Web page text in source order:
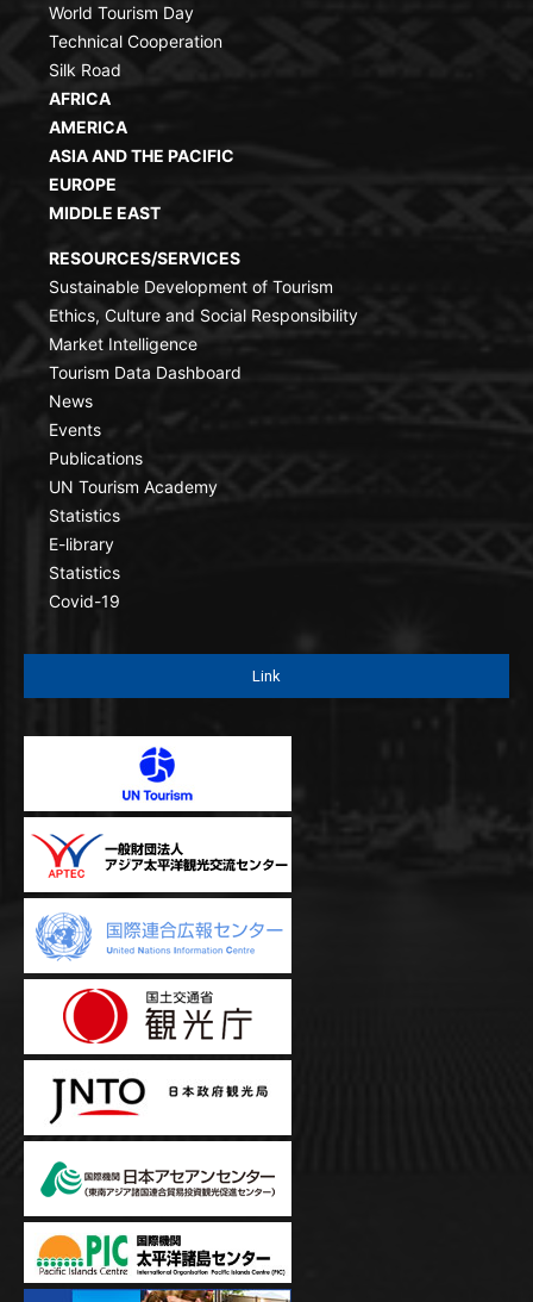
World Tourism Day
Technical Cooperation
Silk Road
AFRICA
AMERICA
ASIA AND THE PACIFIC
EUROPE
MIDDLE EAST
RESOURCES/SERVICES
Sustainable Development of Tourism
Ethics, Culture and Social Responsibility
Market Intelligence
Tourism Data Dashboard
News
Events
Publications
UN Tourism Academy
Statistics
E-library
Statistics
Covid-19
Link